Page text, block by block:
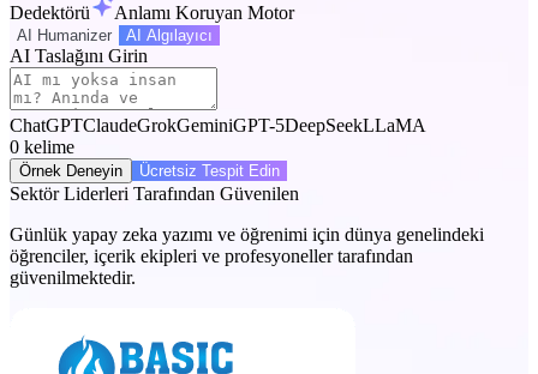
Dedektörü
Anlamı Koruyan Motor
AI Humanizer AI Algılayıcı
AI Taslağını Girin
ChatGPTClaudeGrokGeminiGPT-5DeepSeekLLaMA
0 kelime
Örnek Deneyin Ücretsiz Tespit Edin
Sektör Liderleri Tarafından Güvenilen
Günlük yapay zeka yazımı ve öğrenimi için dünya genelindeki
öğrenciler, içerik ekipleri ve profesyoneller tarafından
güvenilmektedir.